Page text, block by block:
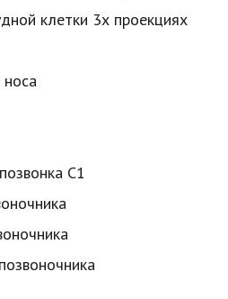
клетки 3х проекциях
C1